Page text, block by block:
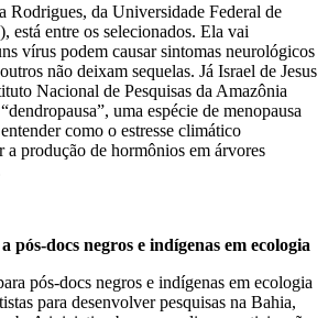
Rodrigues, da Universidade Federal de
está entre os selecionados. Ela vai
vírus podem causar sintomas neurológicos
não deixam sequelas. Já Israel de Jesus
Nacional de Pesquisas da Amazônia
uma espécie de menopausa
como o estresse climático
a produção de hormônios em árvores
pós-docs negros e indígenas em ecologia
pós-docs negros e indígenas em ecologia
para desenvolver pesquisas na Bahia,